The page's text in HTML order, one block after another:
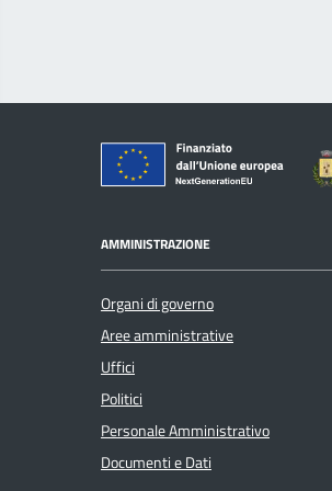
AMMINISTRAZIONE
Organi di governo
Aree amministrative
Uffici
Politici
Personale Amministrativo
Documenti e Dati